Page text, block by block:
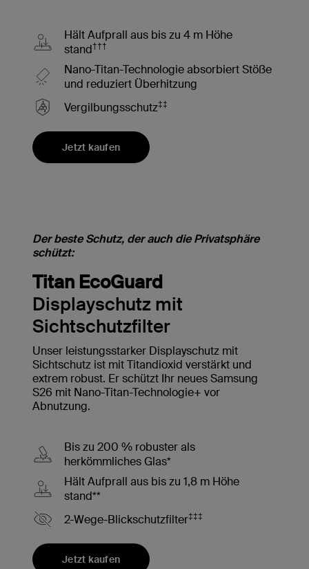
Hält Aufprall aus bis zu 4 m Höhe
stand†††
Nano-Titan-Technologie absorbiert Stöße
und reduziert Überhitzung
Vergilbungsschutz‡‡
Jetzt kaufen
Der beste Schutz, der auch die Privatsphäre
schützt:
Titan EcoGuard
Displayschutz mit
Sichtschutzfilter
Unser leistungsstarker Displayschutz mit
Sichtschutz ist mit Titandioxid verstärkt und
extrem robust. Er schützt Ihr neues Samsung
S26 mit Nano-Titan-Technologie+ vor
Abnutzung.
Bis zu 200 % robuster als
herkömmliches Glas*
Hält Aufprall aus bis zu 1,8 m Höhe
stand**
2-Wege-Blickschutzfilter‡‡‡
Jetzt kaufen